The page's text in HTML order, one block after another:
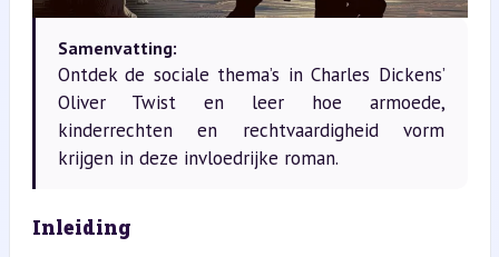
Samenvatting:
Ontdek de sociale thema’s in Charles Dickens’
Oliver Twist en leer hoe armoede,
kinderrechten en rechtvaardigheid vorm
krijgen in deze invloedrijke roman.
Inleiding